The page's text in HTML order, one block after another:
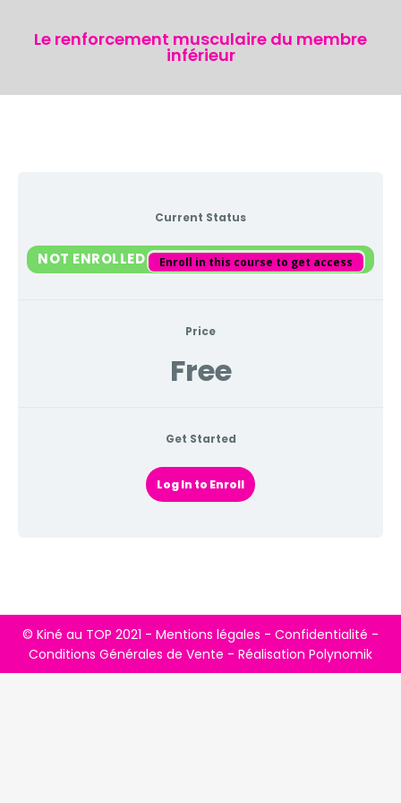
Le renforcement musculaire du membre
inférieur
Current Status
NOT ENROLLED Enroll in this course to get access
Price
Free
Get Started
Log In to Enroll
© Kiné au TOP 2021 - Mentions légales - Confidentialité -
Conditions Générales de Vente - Réalisation Polynomik